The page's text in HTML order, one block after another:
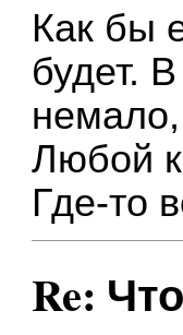
Как бы
будет.
Любой
Где-то
Re: